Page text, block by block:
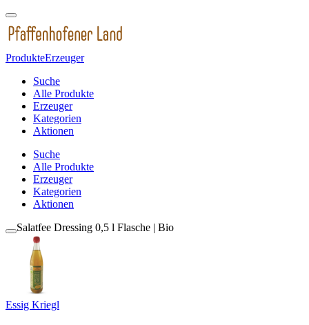
ProdukteErzeuger
Suche
Alle Produkte
Erzeuger
Kategorien
Aktionen
Suche
Alle Produkte
Erzeuger
Kategorien
Aktionen
Salatfee Dressing 0,5 l Flasche | Bio
Essig Kriegl